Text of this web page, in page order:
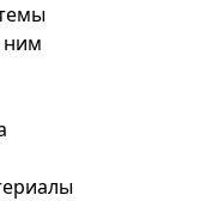
ним